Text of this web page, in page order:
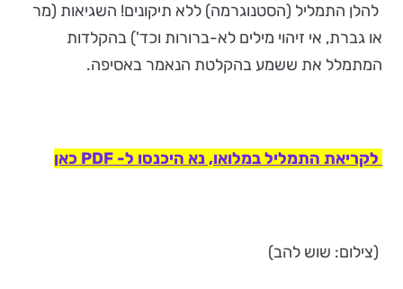
להלן התמליל (הסטנוגרמה) ללא תיקונים! השגיאות (מר
או גברת, אי זיהוי מילים לא-ברורות וכד') בהקלדות
המתמלל את ששמע בהקלטת הנאמר באסיפה.
לקריאת התמליל במלואו, נא היכנסו ל- PDF כאן
(צילום: שוש להב)